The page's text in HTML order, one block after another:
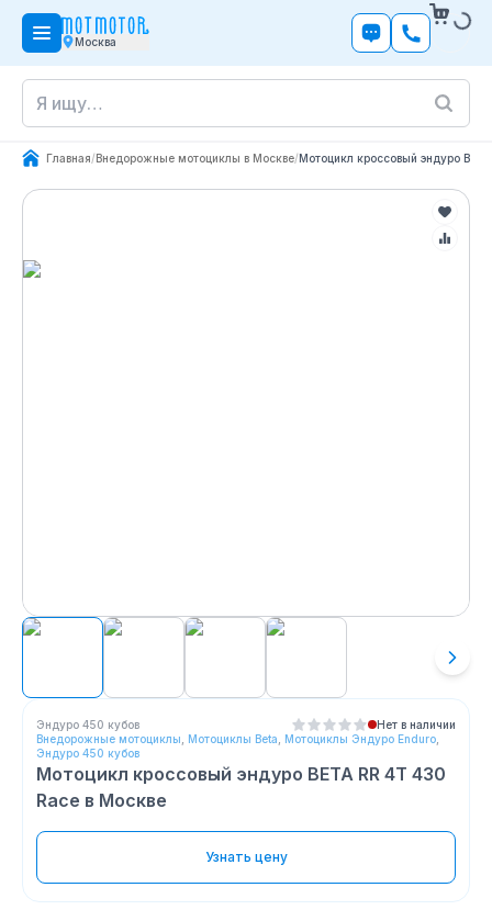
Москва
Главная/Внедорожные мотоциклы в Москве/Мотоцикл кроссовый эндуро
Эндуро 450 кубов
Нет в наличии
Внедорожные мотоциклы
Мотоциклы Beta Мотоциклы Эндуро Enduro
Эндуро 450 кубов
Мотоцикл кроссовый эндуро BETA RR 4T 430
Race в Москве
Узнать цену